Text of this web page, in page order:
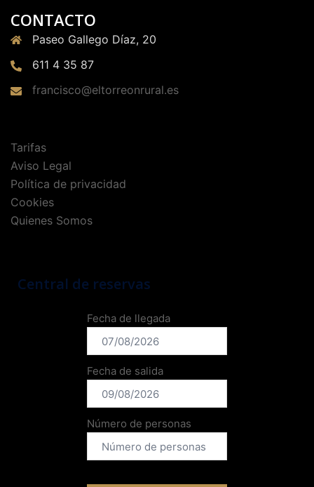
CONTACTO
Paseo Gallego Díaz, 20
611 4 35 87
francisco@eltorreonrural.es
Tarifas
Aviso Legal
Política de privacidad
Cookies
Quienes Somos
Central de reservas
Fecha de llegada
Fecha de salida
Número de personas